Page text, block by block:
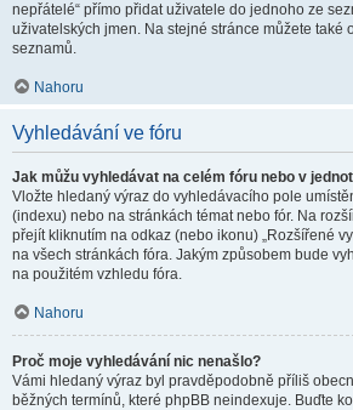
nepřátelé“ přímo přidat uživatele do jednoho ze
uživatelských jmen. Na stejné stránce můžete také
seznamů.
Nahoru
Vyhledávání ve fóru
Jak můžu vyhledávat na celém fóru nebo v
Vložte hledaný výraz do vyhledávacího pole
(indexu) nebo na stránkách témat nebo fór. Na
přejít kliknutím na odkaz (nebo ikonu) „Rozšířené
na všech stránkách fóra. Jakým způsobem bude
na použitém vzhledu fóra.
Nahoru
Proč moje vyhledávání nic nenašlo?
Vámi hledaný výraz byl pravděpodobně příliš
běžných termínů, které phpBB neindexuje. Buďte